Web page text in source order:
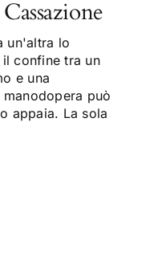
un'altra lo
confine tra un
e una
può
appaia. La sola